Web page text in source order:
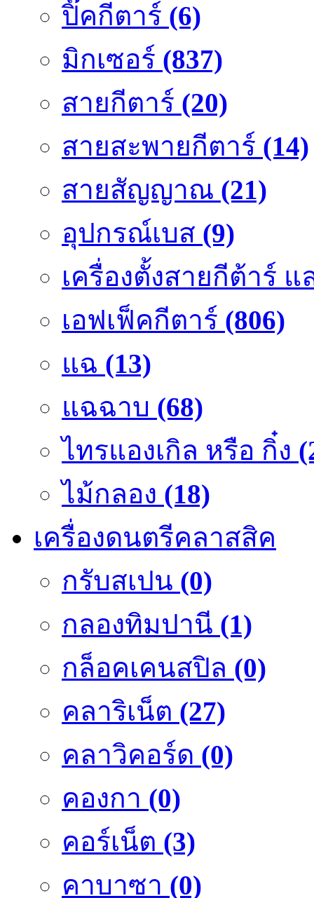
ปิ๊คกีตาร์ (6)
มิกเซอร์ (837)
สายกีตาร์ (20)
สายสะพายกีตาร์ (14)
สายสัญญาณ (21)
อุปกรณ์เบส (9)
เครื่องตั้งสายกีต้าร์ แ
เอฟเฟ็คกีตาร์ (806)
แฉ (13)
แฉฉาบ (68)
ไทรแองเกิล หรือ กิ๋ง
ไม้กลอง (18)
เครื่องดนตรีคลาสสิค
กรับสเปน (0)
กลองทิมปานี (1)
กล็อคเคนสปิล (0)
คลาริเน็ต (27)
คลาวิคอร์ด (0)
คองกา (0)
คอร์เน็ต (3)
คาบาซา (0)